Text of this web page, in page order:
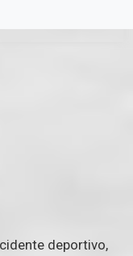
deportivo,